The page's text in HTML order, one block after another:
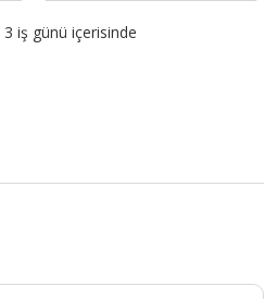
3 iş günü içerisinde